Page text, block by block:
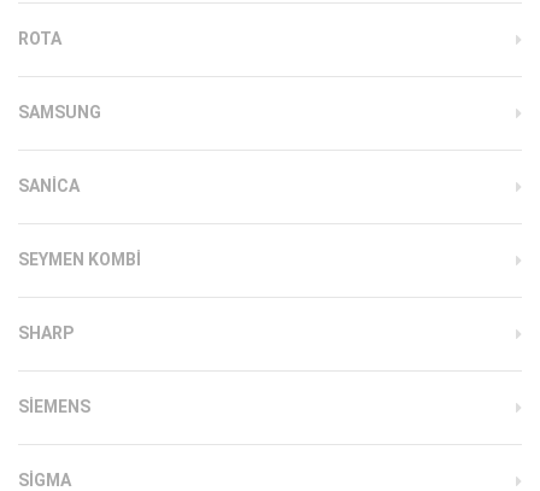
ROTA
SAMSUNG
SANICA
SEYMEN KOMBI
SHARP
SIEMENS
SIGMA